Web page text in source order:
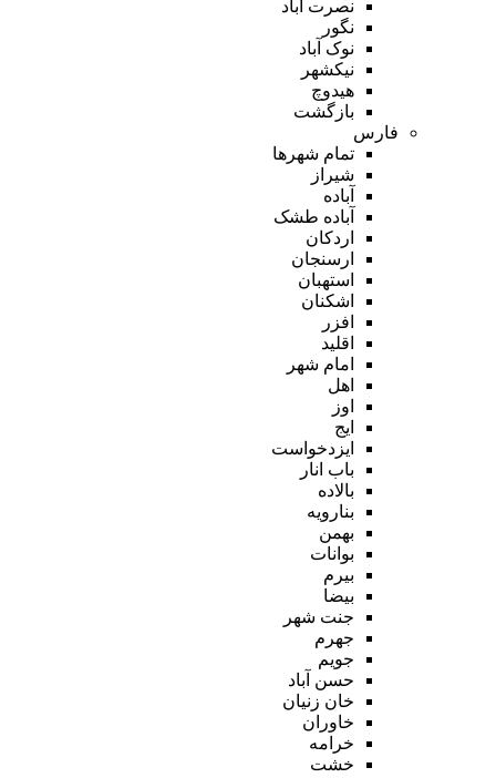
نصرت آباد
نگور
نوک آباد
نیکشهر
هیدوچ
بازگشت
فارس
تمام شهر‌ها
شیراز
آباده
آباده طشک
اردکان
ارسنجان
استهبان
اشکنان
افزر
اقلید
امام شهر
اهل
اوز
ایج
ایزدخواست
باب انار
بالاده
بنارویه
بهمن
بوانات
بیرم
بیضا
جنت شهر
جهرم
جویم
حسن آباد
خان زنیان
خاوران
خرامه
خشت